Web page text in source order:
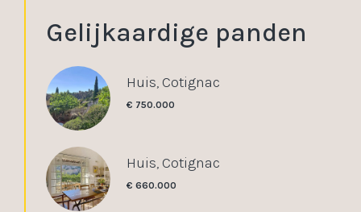
Gelijkaardige panden
Huis, Cotignac
€ 750.000
Huis, Cotignac
€ 660.000